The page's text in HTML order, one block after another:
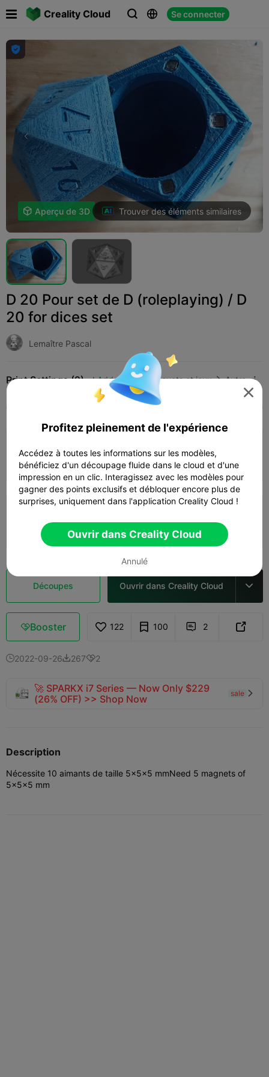
Creality Cloud   Se connecter


 Aperçu de 3D Trouver des éléments similaires
D 20 Pour set de D (roleplaying) / D
20 for dices set
Lemaître Pascal
Print Settings (2) Add Jouets et jeux  Autre 
 03h 01m  1 plates  72.04g
03h 28m  1 plates  61.48g
Découpes Ouvrir dans Creality Cloud 
Booster 122 100  2 
2022-09-262672
🚀 SPARKX i7 Series — Now Only $229
(26% OFF) >> Shop Now
sale 
Description
Nécessite 10 aimants de taille 5x5x5 mmNeed 5 magnets of
5x5x5 mm

Profitez pleinement de l'expérience
Accédez à toutes les informations sur les modèles,
bénéficiez d'un découpage fluide dans le cloud et d'une
impression en un clic. Interagissez avec les modèles pour
gagner des points exclusifs et débloquer encore plus de
surprises, uniquement dans l'application Creality Cloud !
Ouvrir dans Creality Cloud
Annulé